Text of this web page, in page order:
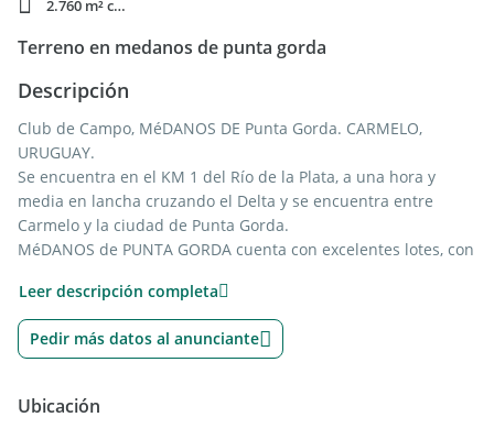
2.760 m² constr.
Terreno en medanos de punta gorda
Descripción
Club de Campo, MéDANOS DE Punta Gorda. CARMELO,
URUGUAY.
Se encuentra en el KM 1 del Río de la Plata, a una hora y
media en lancha cruzando el Delta y se encuentra entre
Carmelo y la ciudad de Punta Gorda.
MéDANOS de PUNTA GORDA cuenta con excelentes lotes, con
Este paraíso natural enclavado en el KM 1 del Río de la Plata
tiene 100 héctareas, 180 lotes de aproximadamente 3.000m2,
5 playas de arenas blancas, 2 canchas de tenis, hotel
barrio.
Lote 100 esta en altura excelente vista al Rio,se encuentra en
Leer descripción completa
Pedir más datos al anunciante
Ubicación